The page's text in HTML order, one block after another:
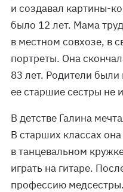
и создавал картины-
было 12 лет. Мама
в местном совхозе, в
портреты. Она
83 лет. Родители были
ее старшие сестры не
В детстве Галина
В старших классах
в танцевальном
играть на гитаре.
профессию